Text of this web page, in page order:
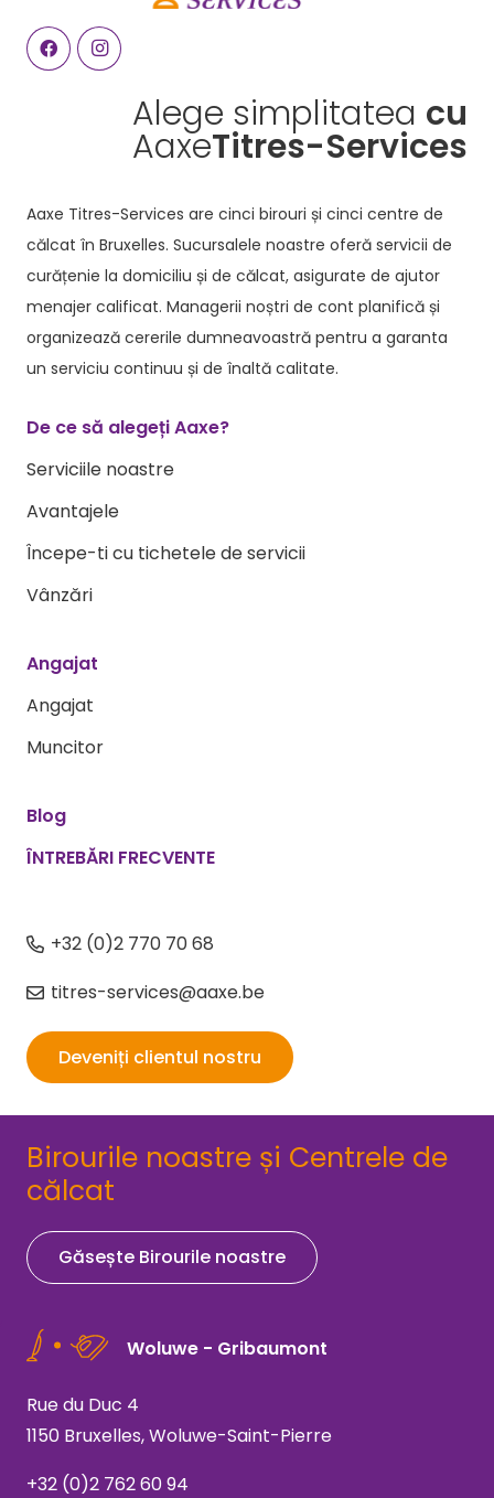
Alege simplitatea cu
AaxeTitres-Services
Aaxe Titres-Services are cinci birouri și cinci centre de
călcat în Bruxelles. Sucursalele noastre oferă servicii de
curățenie la domiciliu și de călcat, asigurate de ajutor
menajer calificat. Managerii noștri de cont planifică și
organizează cererile dumneavoastră pentru a garanta
un serviciu continuu și de înaltă calitate.
De ce să alegeți Aaxe?
Serviciile noastre
Avantajele
Începe-ti cu tichetele de servicii
Vânzări
Angajat
Angajat
Muncitor
Blog
ÎNTREBĂRI FRECVENTE
+32 (0)2 770 70 68
titres-services@aaxe.be
Deveniți clientul nostru
Birourile noastre și Centrele de
călcat
Găsește Birourile noastre
Woluwe - Gribaumont
Rue du Duc 4
1150 Bruxelles, Woluwe-Saint-Pierre
+32 (0)2 762 60 94